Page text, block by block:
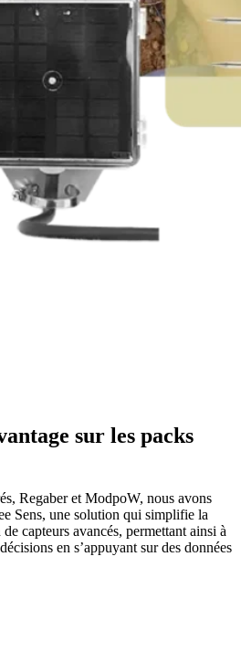
sur les packs
Regaber et ModpoW, nous avons
Sens, une solution qui simplifie la
capteurs avancés, permettant ainsi à
en s’appuyant sur des données